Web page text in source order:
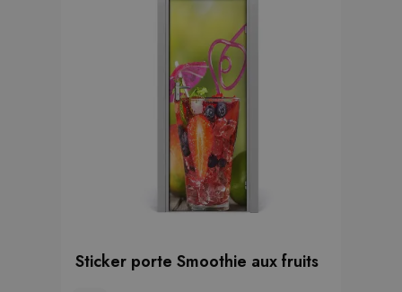
Sticker porte Smoothie aux fruits